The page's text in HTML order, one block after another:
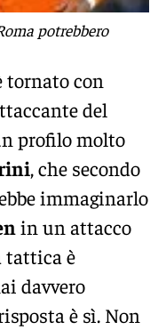
potrebbero
tornato con
del
profilo molto
, che secondo
immaginarlo
in un attacco
tattica è
davvero
è sì. Non